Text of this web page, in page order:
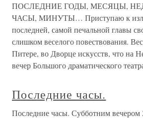
ПОСЛЕДНИЕ ГОДЫ, МЕСЯЦЫ,
ЧАСЫ, МИНУТЫ… Приступаю к
последней, самой печальной главы
слишком веселого повествования.
Питере, во Дворце искусств, что на
вечер Большого драматического
Последние часы.
Последние часы. Субботним вечером